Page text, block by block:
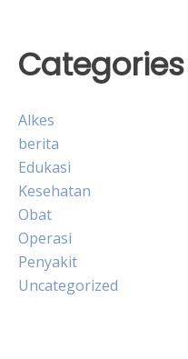
Categories
Alkes
berita
Edukasi
Kesehatan
Obat
Operasi
Penyakit
Uncategorized